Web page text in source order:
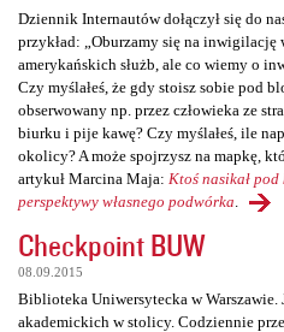
Dziennik Internautów dołączył się do
przykład: „Oburzamy się na inwigilację
amerykańskich służb, ale co wiemy o
Czy myślałeś, że gdy stoisz sobie pod
obserwowany np. przez człowieka ze
biurku i pije kawę? Czy myślałeś, ile
okolicy? A może spojrzysz na mapkę,
artykuł Marcina Maja: Ktoś nasikał
perspektywy własnego podwórka
Checkpoint BUW
08.09.2015
Biblioteka Uniwersytecka w
akademickich w stolicy. Codziennie